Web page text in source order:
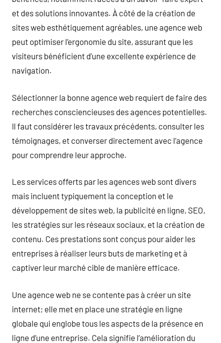
et des solutions innovantes. À côté de la création de
sites web esthétiquement agréables, une agence web
peut optimiser l’ergonomie du site, assurant que les
visiteurs bénéficient d’une excellente expérience de
navigation.
Sélectionner la bonne agence web requiert de faire des
recherches consciencieuses des agences potentielles.
Il faut considérer les travaux précédents, consulter les
témoignages, et converser directement avec l’agence
pour comprendre leur approche.
Les services offerts par les agences web sont divers
mais incluent typiquement la conception et le
développement de sites web, la publicité en ligne, SEO,
les stratégies sur les réseaux sociaux, et la création de
contenu. Ces prestations sont conçus pour aider les
entreprises à réaliser leurs buts de marketing et à
captiver leur marché cible de manière efficace.
Une agence web ne se contente pas à créer un site
internet; elle met en place une stratégie en ligne
globale qui englobe tous les aspects de la présence en
ligne d’une entreprise. Cela signifie l’amélioration du